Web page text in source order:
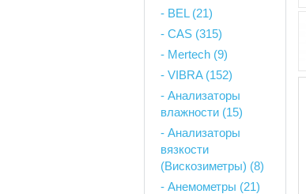
- BEL (21)
- CAS (315)
- Mertech (9)
- VIBRA (152)
- Анализаторы
влажности (15)
- Анализаторы
вязкости
(Вискозиметры) (8)
- Анемометры (21)